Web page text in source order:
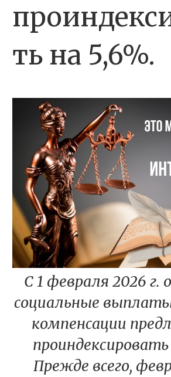
ть на 5,6%.
С 1 февраля 2026 г.
социальные
компенсации
проиндексировать
Прежде всего,